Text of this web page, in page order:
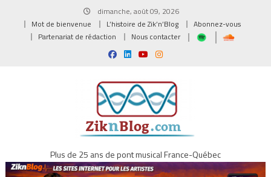
dimanche, août 09, 2026
Mot de bienvenue
L’histoire de Zik’n’Blog
Abonnez-vous
Partenariat de rédaction
Nous contacter
Plus de 25 ans de pont musical France-Québec